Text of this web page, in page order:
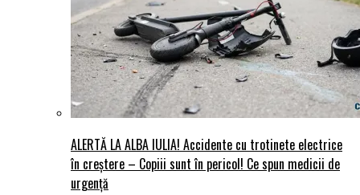
ALERTĂ LA ALBA IULIA! Accidente cu trotinete electrice
în creștere – Copiii sunt în pericol! Ce spun medicii de
urgență